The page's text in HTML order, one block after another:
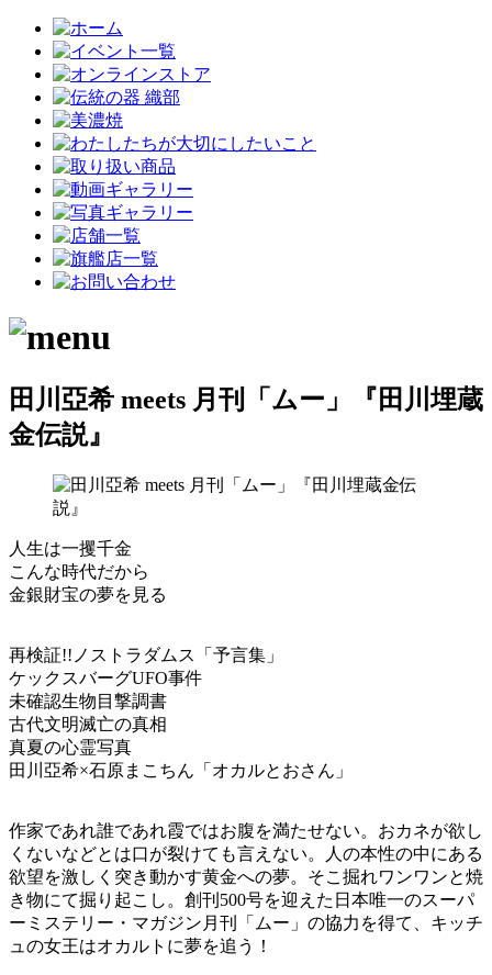
田川亞希 meets 月刊「ムー」『田川埋蔵
金伝説』
人生は一攫千金
こんな時代だから
金銀財宝の夢を見る
再検証!!ノストラダムス「予言集」
ケックスバーグUFO事件
未確認生物目撃調書
古代文明滅亡の真相
真夏の心霊写真
田川亞希×石原まこちん「オカルとおさん」
作家であれ誰であれ霞ではお腹を満たせない。おカネが欲し
くないなどとは口が裂けても言えない。人の本性の中にある
欲望を激しく突き動かす黄金への夢。そこ掘れワンワンと焼
き物にて掘り起こし。創刊500号を迎えた日本唯一のスーパ
ーミステリー・マガジン月刊「ムー」の協力を得て、キッチ
ュの女王はオカルトに夢を追う！